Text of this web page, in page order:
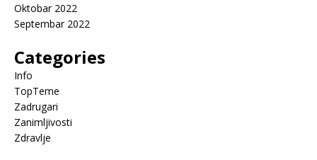
Oktobar 2022
Septembar 2022
Categories
Info
TopTeme
Zadrugari
Zanimljivosti
Zdravlje